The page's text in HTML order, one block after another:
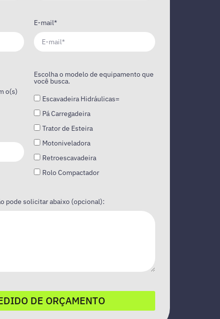
E-mail*
o(s)
Escolha o modelo de equipamento que
você busca.
Escavadeira Hidráulicas=
Pá Carregadeira
Trator de Esteira
Motoniveladora
Retroescavadeira
Rolo Compactador
pode solicitar abaixo (opcional):
DE ORÇAMENTO